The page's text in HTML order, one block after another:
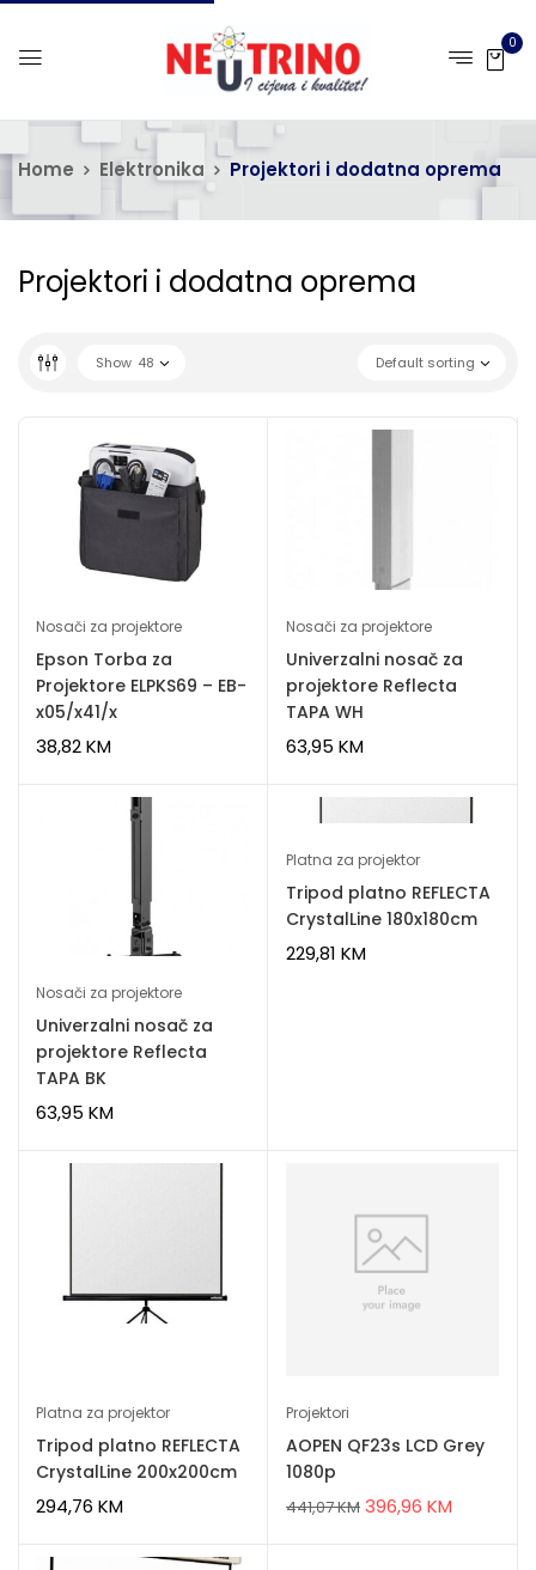
0
Home Elektronika Projektori i dodatna oprema
Projektori i dodatna oprema
Default sorting
Show 48
Nosači za projektore
Epson Torba za
Projektore ELPKS69 – EB-
x05/x41/x
38,82KM
Nosači za projektore
Univerzalni nosač za
projektore Reflecta
TAPA WH
63,95 KM
Nosači za projektore
Univerzalni nosač za
projektore Reflecta
TAPA BK
63,95 KM
Platna za projektor
Tripod platno REFLECTA
CrystalLine 180x180cm
229,81 KM
Platna za projektor
Tripod platno REFLECTA
CrystalLine 200x200cm
294,76 KM
Projektori
AOPEN QF23s LCD Grey
1080p
441,07KM 396,96 KM